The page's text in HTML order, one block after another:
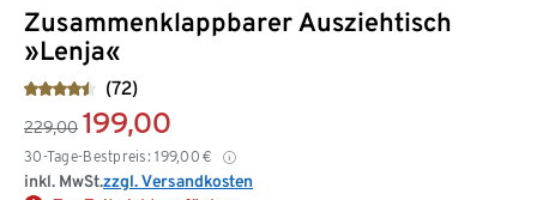
Zusammenklappbarer Ausziehtisch
»Lenja«
(72)
229,00 199,00
30-Tage-Bestpreis: 199,00 €
inkl. MwSt.zzgl. Versandkosten